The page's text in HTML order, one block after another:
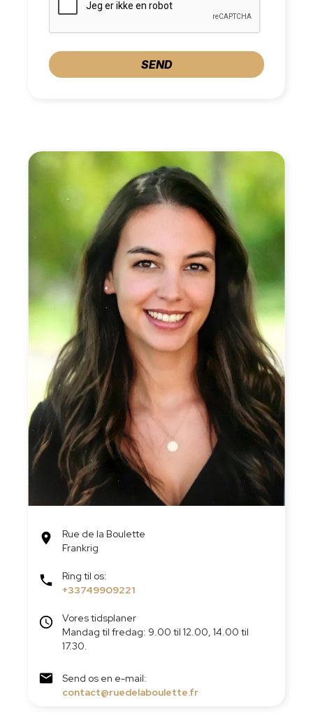

Rue de la Boulette
Frankrig

Ring til os:
+33749909221
access_time
Vores tidsplaner
Mandag til fredag: 9.00 til 12.00, 14.00 til
17.30.

Send os en e-mail:
contact@ruedelaboulette.fr